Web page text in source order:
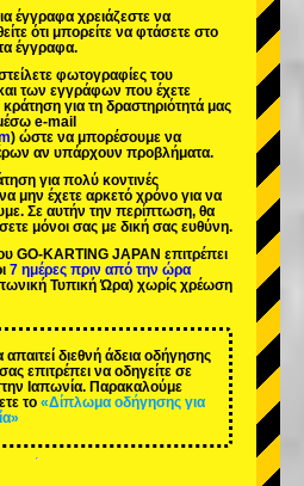
έγγραφα χρειάζεστε να
ότι μπορείτε να φτάσετε στο
έγγραφα.
φωτογραφίες του
των εγγράφων που έχετε
για τη δραστηριότητά μας
e-mail
) ώστε να μπορέσουμε να
αν υπάρχουν προβλήματα.
για πολύ κοντινές
μην έχετε αρκετό χρόνο για να
Σε αυτήν την περίπτωση, θα
μόνοι σας με δική σας ευθύνη.
GO-KARTING JAPAN επιτρέπει
7 ημέρες πριν από την ώρα
Τυπική Ώρα) χωρίς χρέωση
διεθνή άδεια οδήγησης
επιτρέπει να οδηγείτε σε
Ιαπωνία. Παρακαλούμε
το «Δίπλωμα οδήγησης για